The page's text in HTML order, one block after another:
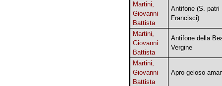
Martini,
Giovanni
Battista
Antifone (S. patri
Francisci)
Martini,
Giovanni
Battista
Antifone della
Vergine
Martini,
Giovanni
Battista
Apro geloso